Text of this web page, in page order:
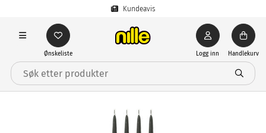
Kundeavis
Ønskeliste Logg inn Handlekurv